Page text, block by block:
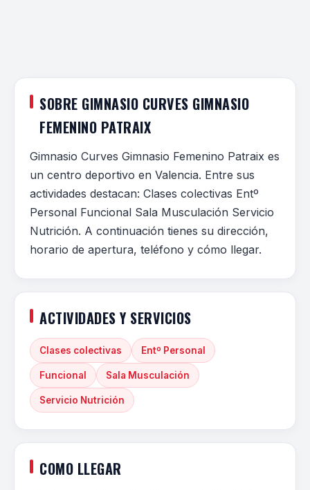
SOBRE GIMNASIO CURVES GIMNASIO
FEMENINO PATRAIX
Gimnasio Curves Gimnasio Femenino Patraix es
un centro deportivo en Valencia. Entre sus
actividades destacan: Clases colectivas Entº
Personal Funcional Sala Musculación Servicio
Nutrición. A continuación tienes su dirección,
horario de apertura, teléfono y cómo llegar.
ACTIVIDADES Y SERVICIOS
Clases colectivas Entº Personal
Funcional Sala Musculación
Servicio Nutrición
COMO LLEGAR